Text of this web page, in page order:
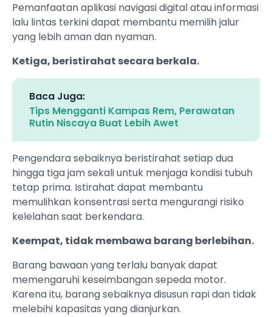
Pemanfaatan aplikasi navigasi digital atau informasi
lalu lintas terkini dapat membantu memilih jalur
yang lebih aman dan nyaman.
Ketiga, beristirahat secara berkala.
Baca Juga:
Tips Mengganti Kampas Rem, Perawatan
Rutin Niscaya Buat Lebih Awet
Pengendara sebaiknya beristirahat setiap dua
hingga tiga jam sekali untuk menjaga kondisi tubuh
tetap prima. Istirahat dapat membantu
memulihkan konsentrasi serta mengurangi risiko
kelelahan saat berkendara.
Keempat, tidak membawa barang berlebihan.
Barang bawaan yang terlalu banyak dapat
memengaruhi keseimbangan sepeda motor.
Karena itu, barang sebaiknya disusun rapi dan tidak
melebihi kapasitas yang dianjurkan.